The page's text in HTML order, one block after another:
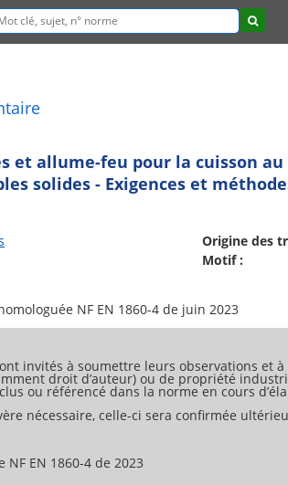
et allume-feu pour la cuisson au
solides - Exigences et
Origine des
Motif :
invités à soumettre leurs observations et
droit d’auteur) ou de propriété
ou référencé dans la norme en cours
nécessaire, celle-ci sera confirmée
EN 1860-4 de 2023